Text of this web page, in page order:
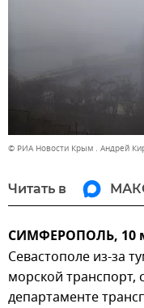
© РИА Новости Крым . Андрей
Читать в
СИМФЕРОПОЛЬ, 10
Севастополе из-за
морской
департаменте